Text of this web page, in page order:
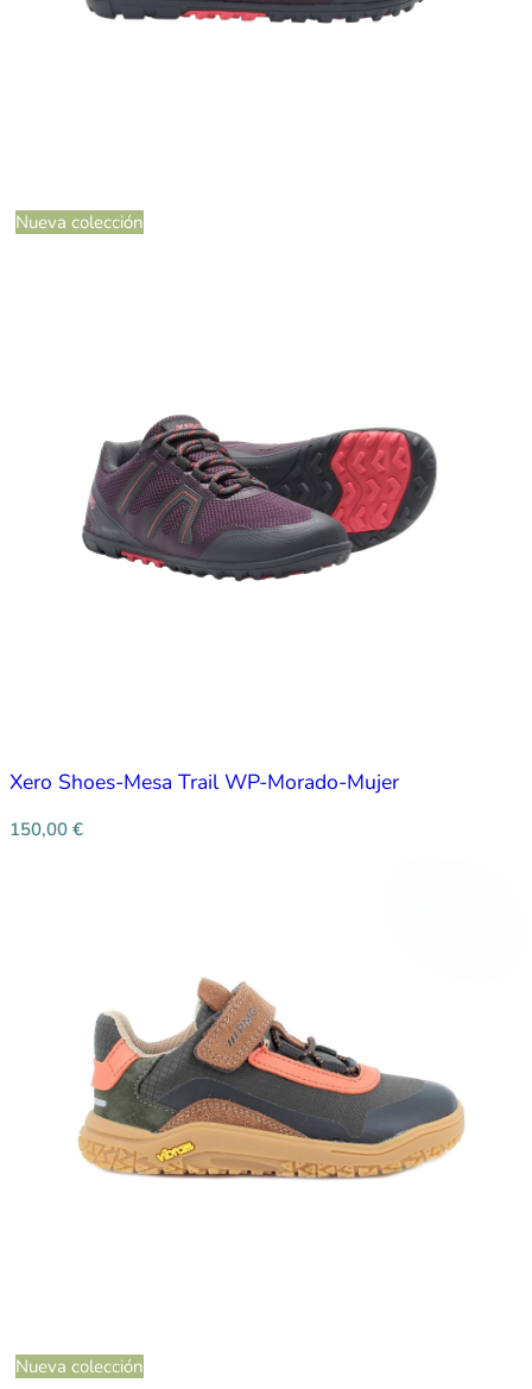
Nueva colección
Xero Shoes-Mesa Trail WP-Morado-Mujer
150,00 €
Nueva colección